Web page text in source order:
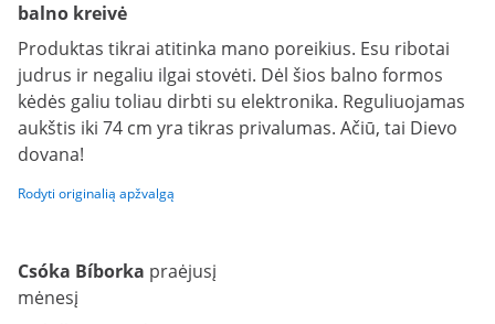
balno kreivė
Produktas tikrai atitinka mano poreikius. Esu ribotai
judrus ir negaliu ilgai stovėti. Dėl šios balno formos
kėdės galiu toliau dirbti su elektronika. Reguliuojamas
aukštis iki 74 cm yra tikras privalumas. Ačiū, tai Dievo
dovana!
Rodyti originalią apžvalgą
Csóka Bíborka praėjusį
mėnesį